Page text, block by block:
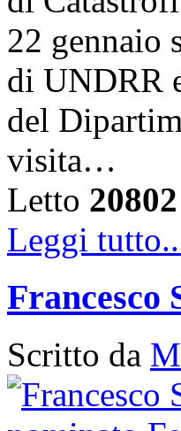
22 gennaio
di UNDRR
del
visita…
Letto 20802
Leggi
Francesco
Scritto da